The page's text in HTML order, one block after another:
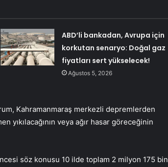
ABD’li bankadan, Avrupa için
korkutan senaryo: Doğal gaz
fiyatları sert yükselecek!
Ağustos 5, 2026
Kahramanmaraş merkezli depremlerden
yıkılacağının veya ağır hasar göreceğinin
söz konusu 10 ilde toplam 2 milyon 175 bin